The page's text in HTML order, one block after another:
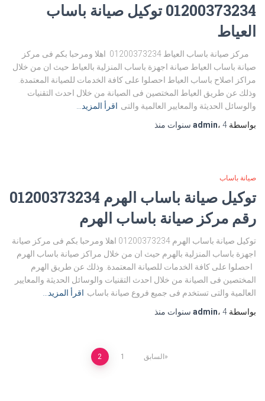
01200373234 توكيل صيانة باساب
العياط
مركز صيانة باساب العياط 01200373234 اهلا ومرحبا بكم فى مركز
صيانة باساب العياط صيانة اجهزة باساب المنزلية بالعياط حيث ان من خلال
مراكز اصلاح باساب العياط احصلوا على كافة الخدمات للصيانة المعتمدة.
وذلك عن طريق العياط المختصين فى الصيانة من خلال احدث التقنيات
والوسائل الحديثة والمعايير العالمية والتى اقرأ المزيد…
بواسطة
admin، 4 سنوات منذ
صيانة باساب
توكيل صيانة باساب الهرم 01200373234
رقم مركز صيانة باساب الهرم
توكيل صيانة باساب الهرم 01200373234 اهلا ومرحبا بكم فى مركز صيانة
اجهزة باساب المنزلية بالهرم حيث ان من خلال مراكز صيانة باساب الهرم
احصلوا على كافة الخدمات للصيانة المعتمدة. وذلك عن طريق الهرم
المختصين فى الصيانة من خلال احدث التقنيات والوسائل الحديثة والمعايير
العالمية والتى تستخدم فى جميع فروع صيانة باساب اقرأ المزيد…
بواسطة
admin، 4 سنوات منذ
السابق 1
2